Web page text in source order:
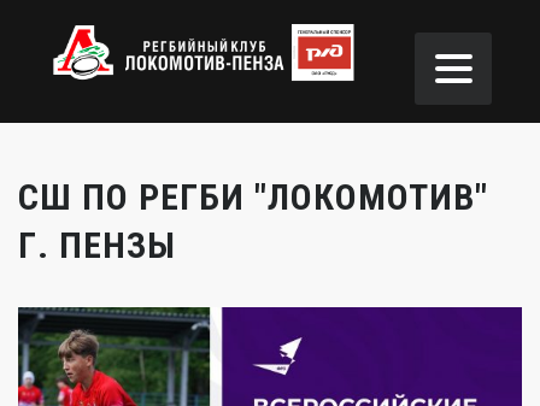
СШ ПО РЕГБИ "ЛОКОМОТИВ"
Г. ПЕНЗЫ